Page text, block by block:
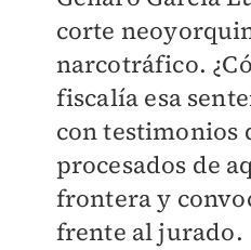
corte
narcotráfico.
fiscalía esa
con testimonios
procesados de
frontera y
frente al jurado.